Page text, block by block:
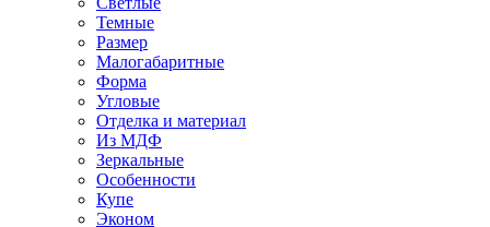
Темные
Размер
Малогабаритные
Форма
Угловые
Отделка и материал
Из МДФ
Зеркальные
Особенности
Купе
Эконом